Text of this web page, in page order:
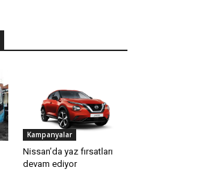
Kampanyalar
Nissan’da yaz fırsatları
devam ediyor